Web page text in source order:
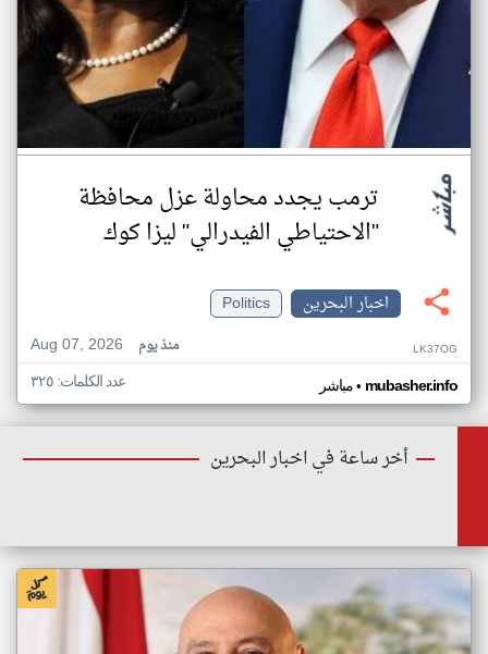
ترمب يجدد محاولة عزل محافظة
"الاحتياطي الفيدرالي" ليزا كوك
اخبار البحرين
Politics
Aug 07, 2026
منذ يوم LK37OG
مباشر• mubasher.info عدد الكلمات: ٣٢٥
أخر ساعة في اخبار البحرين